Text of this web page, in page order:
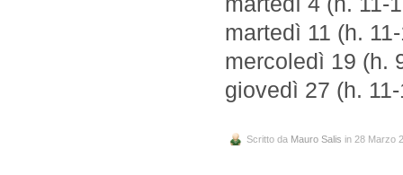
martedì 11 (h.
mercoledì 19 (h.
giovedì 27 (h.
Scritto da Mauro Salis in 28 Marzo